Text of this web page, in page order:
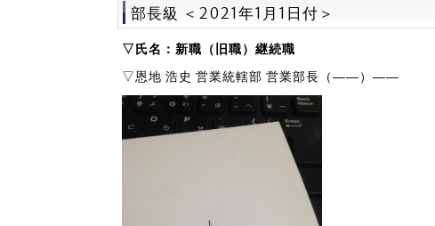
部長級 ＜2021年1月1日付＞
▽氏名：新職（旧職）継続職
▽恩地 浩史 営業統轄部 営業部長（――）――